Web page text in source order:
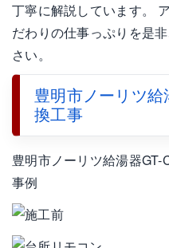
丁寧に解説しています。
だわりの仕事っぷりを是
さい。
豊明市ノーリツ給
換工事
豊明市ノーリツ給湯器
事例